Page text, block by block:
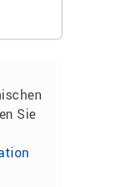
Sie